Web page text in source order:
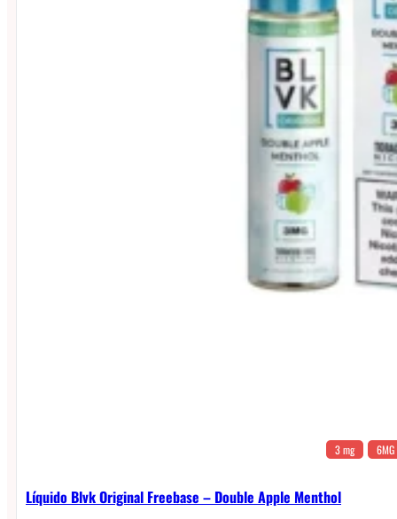
3 mg 6MG
Líquido Blvk Original Freebase – Double Apple Menthol